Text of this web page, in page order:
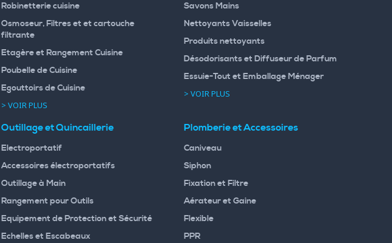
Robinetterie cuisine
Osmoseur, Filtres et et cartouche
filtrante
Etagère et Rangement Cuisine
Poubelle de Cuisine
Egouttoirs de Cuisine
> VOIR PLUS
Savons Mains
Nettoyants Vaisselles
Produits nettoyants
Désodorisants et Diffuseur de Parfum
Essuie-Tout et Emballage Ménager
> VOIR PLUS
Outillage et Quincaillerie
Electroportatif
Accessoires électroportatifs
Outillage à Main
Rangement pour Outils
Equipement de Protection et Sécurité
Echelles et Escabeaux
Plomberie et Accessoires
Caniveau
Siphon
Fixation et Filtre
Aérateur et Gaine
Flexible
PPR